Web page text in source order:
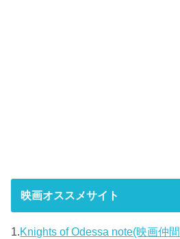
映画オススメサイト
1.Knights of Odessa note(映画仲